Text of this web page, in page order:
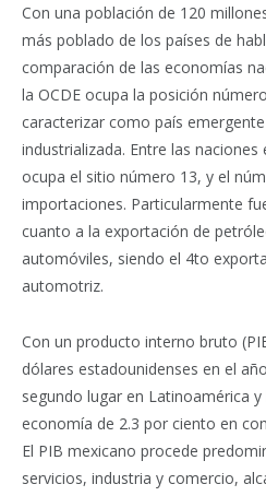
Con una población de 120
más poblado de los países de
comparación de las economías
la OCDE ocupa la posición
caracterizar como país
industrializada. Entre las
ocupa el sitio número 13, y el
importaciones. Particularmente
cuanto a la exportación de
automóviles, siendo el 4to
automotriz.
Con un producto interno bruto
dólares estadounidenses en el
segundo lugar en Latinoamérica
economía de 2.3 por ciento en
El PIB mexicano procede
servicios, industria y comercio,